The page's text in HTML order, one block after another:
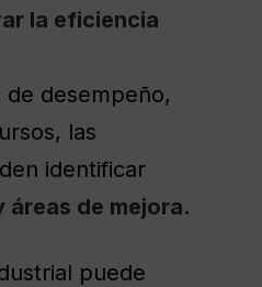
la eficiencia
de desempeño,
las
identificar
áreas de mejora.
puede